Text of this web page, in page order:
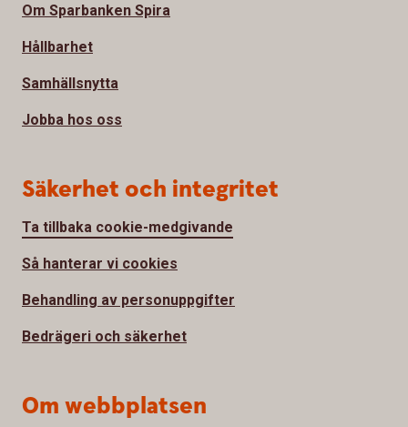
Om Sparbanken Spira
Hållbarhet
Samhällsnytta
Jobba hos oss
Säkerhet och integritet
Ta tillbaka cookie-medgivande
Så hanterar vi cookies
Behandling av personuppgifter
Bedrägeri och säkerhet
Om webbplatsen